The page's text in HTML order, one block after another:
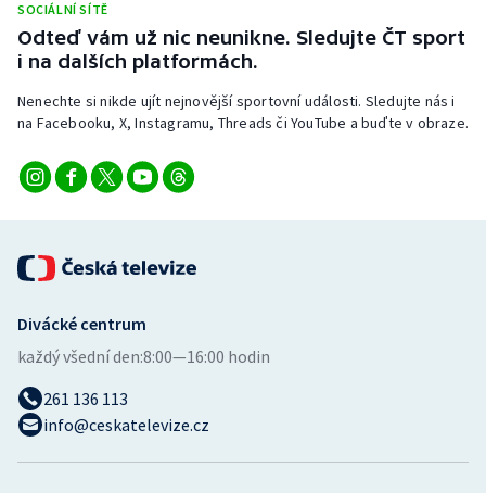
Triatlon
Vodní slalom
Volejbal
SOCIÁLNÍ SÍTĚ
Odteď vám už nic neunikne. Sledujte ČT sport
i na dalších platformách.
Nenechte si nikde ujít nejnovější sportovní události. Sledujte nás i
na Facebooku, X, Instagramu, Threads či YouTube a buďte v obraze.
Divácké centrum
každý všední den:8:00—16:00 hodin
261 136 113
info@ceskatelevize.cz